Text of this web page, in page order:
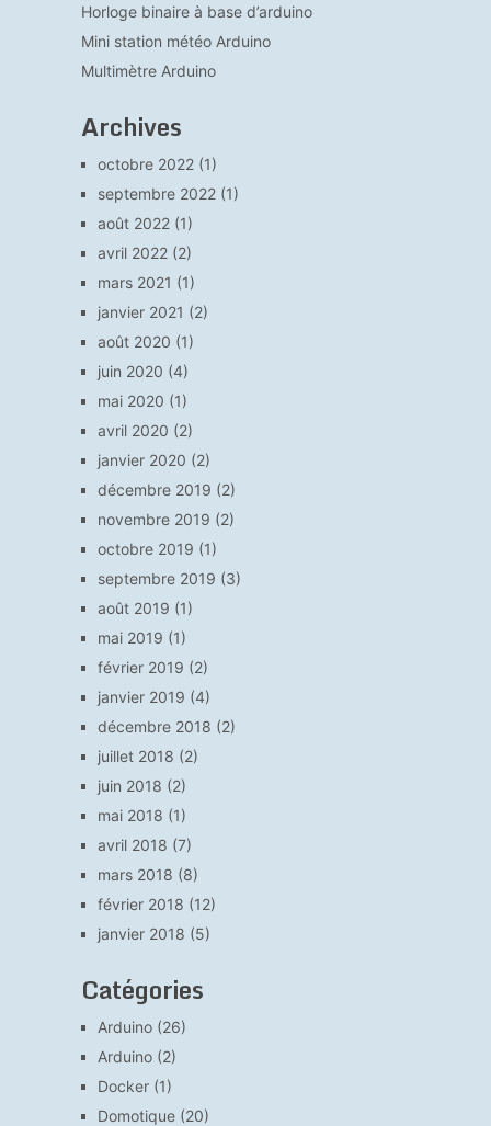
Horloge binaire à base d’arduino
Mini station météo Arduino
Multimètre Arduino
Archives
octobre 2022(1)
septembre 2022(1)
août 2022(1)
avril 2022(2)
mars 2021 (1)
janvier 2021 (2)
août 2020 (1)
juin 2020 (4)
mai 2020 (1)
avril 2020 (2)
janvier 2020 (2)
décembre 2019 (2)
novembre 2019 (2)
octobre 2019 (1)
septembre 2019 (3)
août 2019 (1)
mai 2019 (1)
février 2019 (2)
janvier 2019 (4)
décembre 2018 (2)
juillet 2018 (2)
juin 2018 (2)
mai 2018 (1)
avril 2018 (7)
mars 2018 (8)
février 2018 (12)
janvier 2018 (5)
Catégories
Arduino(26)
Arduino(2)
Docker(1)
Domotique(20)